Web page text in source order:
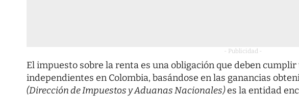
- Publicidad -
El impuesto sobre la renta es una obligación que deben
independientes en Colombia, basándose en las ganancias
(Dirección de Impuestos y Aduanas Nacionales)es la entidad